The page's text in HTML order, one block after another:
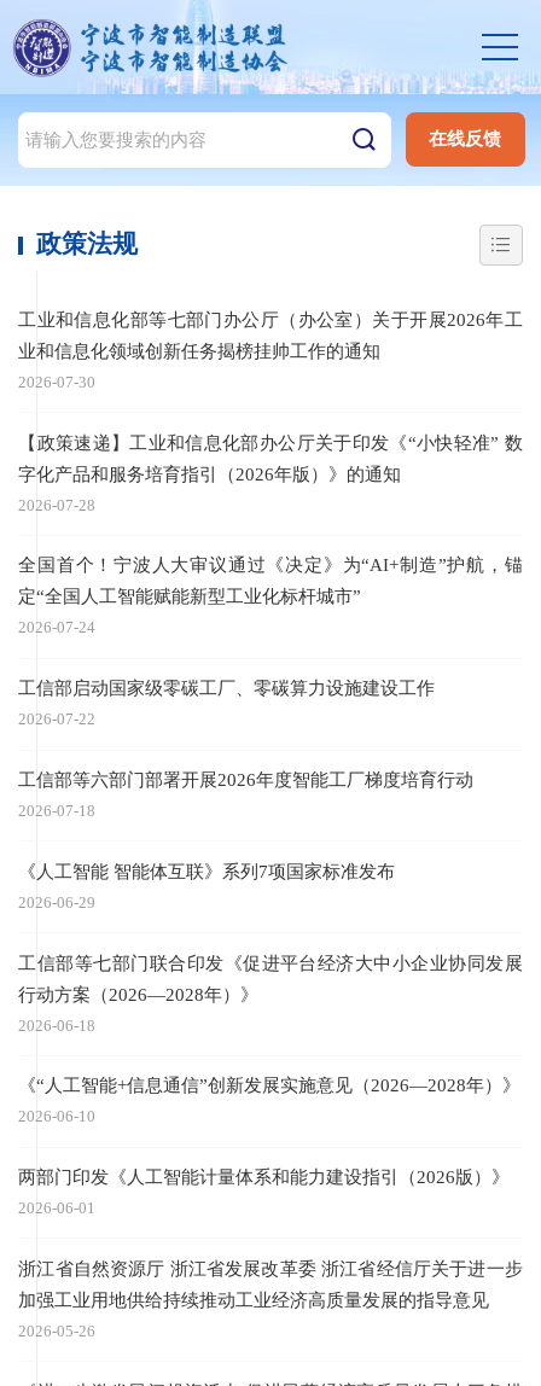
在线反馈
政策法规
工业和信息化部等七部门办公厅（办公室）关于开展2026年工
业和信息化领域创新任务揭榜挂帅工作的通知
2026-07-30
【政策速递】工业和信息化部办公厅关于印发《“小快轻准” 数
字化产品和服务培育指引（2026年版）》的通知
2026-07-28
全国首个！宁波人大审议通过《决定》为“AI+制造”护航，锚
定“全国人工智能赋能新型工业化标杆城市”
2026-07-24
工信部启动国家级零碳工厂、零碳算力设施建设工作
2026-07-22
工信部等六部门部署开展2026年度智能工厂梯度培育行动
2026-07-18
《人工智能 智能体互联》系列7项国家标准发布
2026-06-29
工信部等七部门联合印发《促进平台经济大中小企业协同发展
行动方案（2026—2028年）》
2026-06-18
《“人工智能+信息通信”创新发展实施意见（2026—2028年）》
2026-06-10
两部门印发《人工智能计量体系和能力建设指引（2026版）》
2026-06-01
浙江省自然资源厅 浙江省发展改革委 浙江省经信厅关于进一步
加强工业用地供给持续推动工业经济高质量发展的指导意见
2026-05-26